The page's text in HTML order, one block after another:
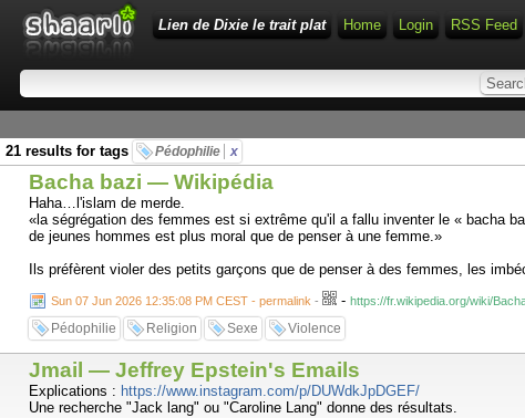
Lien de Dixie le trait plat Home Login RSS Feed
21 results for tags
Pédophilie x
Bacha bazi — Wikipédia
Haha…l'islam de merde.
«la ségrégation des femmes est si extrême qu'il a fallu inventer le « bacha
de jeunes hommes est plus moral que de penser à une femme.»
Ils préfèrent violer des petits garçons que de penser à des femmes, les
Sun 07 Jun 2026 12:35:08 PM CEST - permalink - - https://fr.wikipedia.org/wiki/
Pédophilie Religion Sexe Violence
Jmail — Jeffrey Epstein's Emails
Explications : https://www.instagram.com/p/DUWdkJpDGEF/
Une recherche "Jack lang" ou "Caroline Lang" donne des résultats.